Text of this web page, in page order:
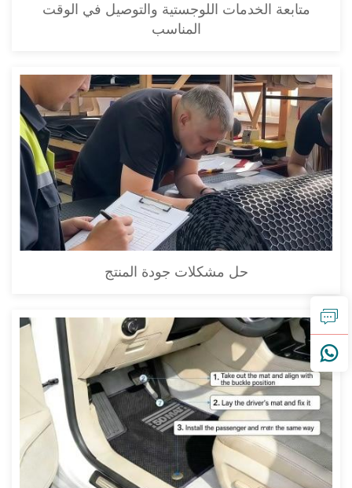
متابعة الخدمات اللوجستية والتوصيل في الوقت
المناسب
حل مشكلات جودة المنتج